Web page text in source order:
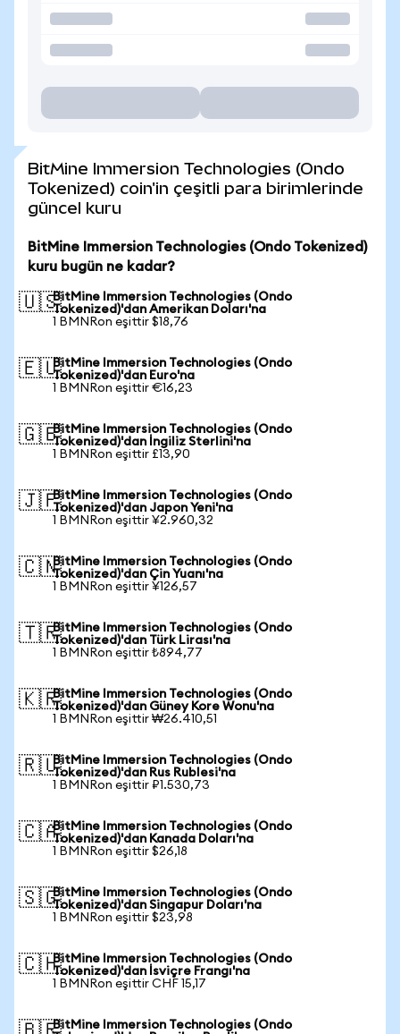
BitMine Immersion Technologies (Ondo
Tokenized) coin'in çeşitli para birimlerinde
güncel kuru
BitMine Immersion Technologies (Ondo Tokenized)
kuru bugün ne kadar?
🇺🇸BitMine Immersion Technologies (Ondo
Tokenized)'dan Amerikan Doları'na
1 BMNRon eşittir $18,76
🇪🇺BitMine Immersion Technologies (Ondo
Tokenized)'dan Euro'na
1 BMNRon eşittir €16,23
🇬🇧BitMine Immersion Technologies (Ondo
Tokenized)'dan İngiliz Sterlini'na
1 BMNRon eşittir £13,90
🇯🇵BitMine Immersion Technologies (Ondo
Tokenized)'dan Japon Yeni'na
1 BMNRon eşittir ¥2.960,32
🇨🇳BitMine Immersion Technologies (Ondo
Tokenized)'dan Çin Yuanı'na
1 BMNRon eşittir ¥126,57
🇹🇷BitMine Immersion Technologies (Ondo
Tokenized)'dan Türk Lirası'na
1 BMNRon eşittir ₺894,77
🇰🇷BitMine Immersion Technologies (Ondo
Tokenized)'dan Güney Kore Wonu'na
1 BMNRon eşittir ₩26.410,51
🇷🇺BitMine Immersion Technologies (Ondo
Tokenized)'dan Rus Rublesi'na
1 BMNRon eşittir ₽1.530,73
🇨🇦BitMine Immersion Technologies (Ondo
Tokenized)'dan Kanada Doları'na
1 BMNRon eşittir $26,18
🇸🇬BitMine Immersion Technologies (Ondo
Tokenized)'dan Singapur Doları'na
1 BMNRon eşittir $23,98
🇨🇭BitMine Immersion Technologies (Ondo
Tokenized)'dan İsviçre Frangı'na
1 BMNRon eşittir CHF 15,17
BitMine Immersion Technologies (Ondo